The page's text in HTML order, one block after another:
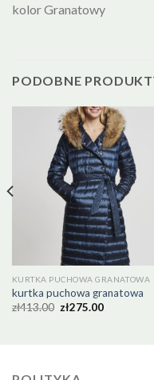
kolor Granatowy
PODOBNE
KURTKA PUCHOWA GRANATOWA
kurtka puchowa granatowa
zł413.00 zł275.00